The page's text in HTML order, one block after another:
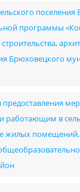
поселения
программы
Брюховецкого
работающим в
жилых